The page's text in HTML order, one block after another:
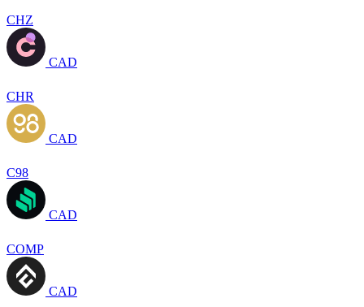
CHZ
CAD
CHR
CAD
C98
CAD
COMP
CAD